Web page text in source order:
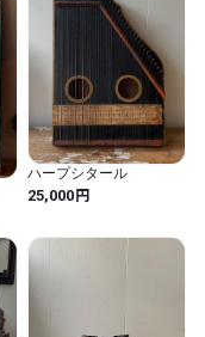
ハープシタール
25,000円